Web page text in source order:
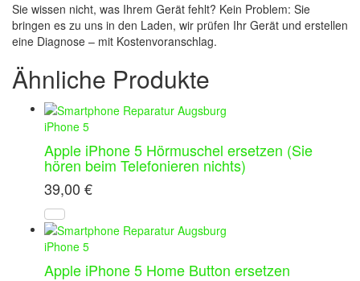
Sie wissen nicht, was Ihrem Gerät fehlt? Kein Problem: Sie
bringen es zu uns in den Laden, wir prüfen Ihr Gerät und erstellen
eine Diagnose – mit Kostenvoranschlag.
Ähnliche Produkte
iPhone 5
Apple iPhone 5 Hörmuschel ersetzen (Sie
hören beim Telefonieren nichts)
39,00 €
iPhone 5
Apple iPhone 5 Home Button ersetzen